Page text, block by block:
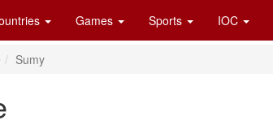
Games Sports IOC
Sumy